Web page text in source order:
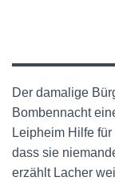
Der damalige
Bombennacht
Leipheim Hilfe
dass sie
erzählt Lacher